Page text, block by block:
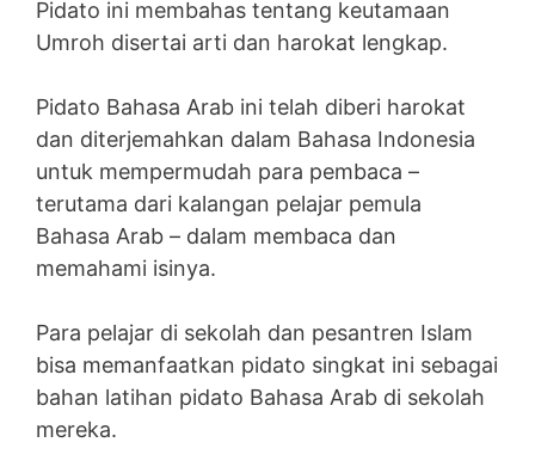
Pidato ini membahas tentang keutamaan
Umroh disertai arti dan harokat lengkap.
Pidato Bahasa Arab ini telah diberi harokat
dan diterjemahkan dalam Bahasa Indonesia
untuk mempermudah para pembaca –
terutama dari kalangan pelajar pemula
Bahasa Arab – dalam membaca dan
memahami isinya.
Para pelajar di sekolah dan pesantren Islam
bisa memanfaatkan pidato singkat ini sebagai
bahan latihan pidato Bahasa Arab di sekolah
mereka.